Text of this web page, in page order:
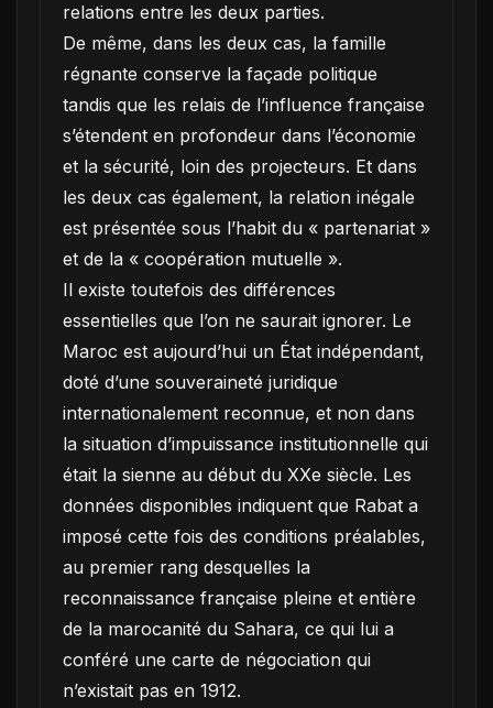
relations entre les deux parties.
De même, dans les deux cas, la famille
régnante conserve la façade politique
tandis que les relais de l’influence française
s’étendent en profondeur dans l’économie
et la sécurité, loin des projecteurs. Et dans
les deux cas également, la relation inégale
est présentée sous l’habit du « partenariat »
et de la « coopération mutuelle ».
Il existe toutefois des différences
essentielles que l’on ne saurait ignorer. Le
Maroc est aujourd’hui un État indépendant,
doté d’une souveraineté juridique
internationalement reconnue, et non dans
la situation d’impuissance institutionnelle qui
était la sienne au début du XXe siècle. Les
données disponibles indiquent que Rabat a
imposé cette fois des conditions préalables,
au premier rang desquelles la
reconnaissance française pleine et entière
de la marocanité du Sahara, ce qui lui a
conféré une carte de négociation qui
n’existait pas en 1912.